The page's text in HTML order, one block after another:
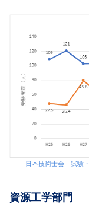
日本技術士会 試験
資源工学部門